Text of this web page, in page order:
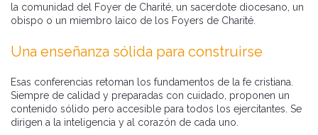
la comunidad del Foyer de Charité, un sacerdote diocesano, un
obispo o un miembro laico de los Foyers de Charité.
Una enseñanza sólida para construirse
Esas conferencias retoman los fundamentos de la fe cristiana.
Siempre de calidad y preparadas con cuidado, proponen un
contenido sólido pero accesible para todos los ejercitantes. Se
dirigen a la inteligencia y al corazón de cada uno.